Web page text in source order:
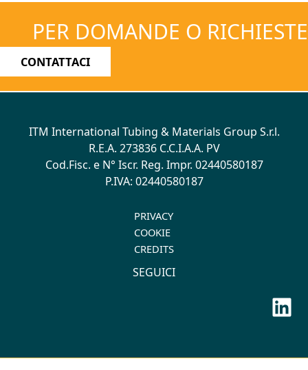
PER DOMANDE O RICHIESTE
CONTATTACI
ITM International Tubing & Materials Group S.r.l.
R.E.A. 273836 C.C.I.A.A. PV
Cod.Fisc. e N° Iscr. Reg. Impr. 02440580187
P.IVA: 02440580187
PRIVACY
COOKIE
CREDITS
SEGUICI